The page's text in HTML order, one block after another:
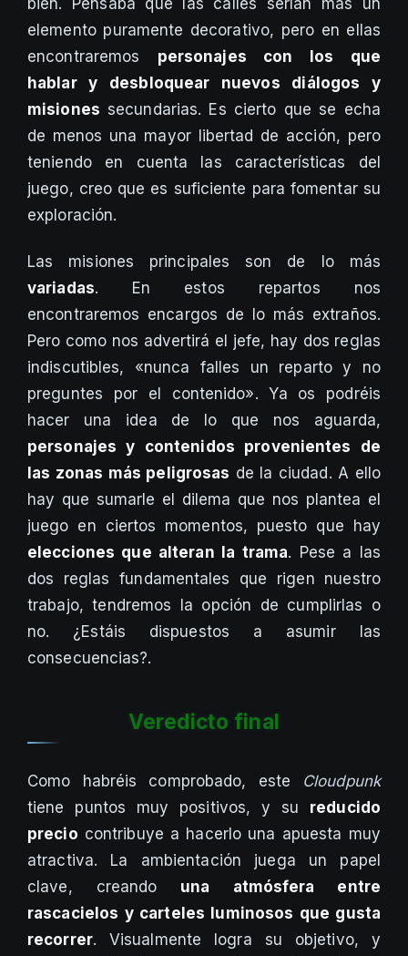
elemento puramente decorativo, pero en ellas
encontraremos personajes con los que
hablar y desbloquear nuevos diálogos y
misiones secundarias. Es cierto que se echa
de menos una mayor libertad de acción, pero
teniendo en cuenta las características del
juego, creo que es suficiente para fomentar su
exploración.
Las misiones principales son de lo más
variadas. En estos repartos nos
encontraremos encargos de lo más extraños.
Pero como nos advertirá el jefe, hay dos reglas
indiscutibles, «nunca falles un reparto y no
preguntes por el contenido». Ya os podréis
hacer una idea de lo que nos aguarda,
personajes y contenidos provenientes de
las zonas más peligrosas de la ciudad. A ello
hay que sumarle el dilema que nos plantea el
juego en ciertos momentos, puesto que hay
elecciones que alteran la trama. Pese a las
dos reglas fundamentales que rigen nuestro
trabajo, tendremos la opción de cumplirlas o
no. ¿Estáis dispuestos a asumir las
consecuencias?.
Veredicto final
Como habréis comprobado, este Cloudpunk
tiene puntos muy positivos, y su reducido
precio contribuye a hacerlo una apuesta muy
atractiva. La ambientación juega un papel
clave, creando una atmósfera entre
rascacielos y carteles luminosos que gusta
recorrer. Visualmente logra su objetivo, y